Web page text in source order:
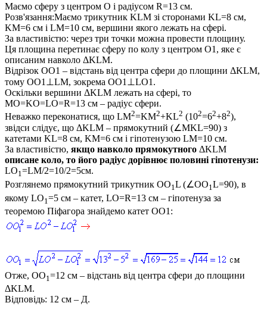
Маємо сферу з центром O і радіусом R=13 см.
Розв'язання:Маємо трикутник KLM зі сторонами KL=8 см,
KM=6 см і LM=10 см, вершини якого лежать на сфері.
За властивістю: через три точки можна провести площину.
Ця площина перетинає сферу по колу з центром O1 , яке є
описаним навколо ΔKLM.
Відрізок OO1 – відстань від центра сфери до площини ΔKLM,
тому OO1⊥LM, зокрема OO1⊥LO1 .
Оскільки вершини ΔKLM лежать на сфері, то
MO=KO=LO=R=13 см – радіус сфери.
Неважко переконатися, що LM2=KM2+KL2 (102=62+82),
звідси слідує, що ΔKLM – прямокутний (∠MKL=90) з
катетами KL=8 см, KM=6 см і гіпотенузою LM=10 см.
За властивістю, якщо навколо прямокутного ΔKLM
описане коло, то його радіус дорівнює половині гіпотенузи:
LO1=LM/2=10/2=5см.
Розглянемо прямокутний трикутник OO1L (∠OO1L=90), в
якому LO1 =5 см – катет, LO=R=13 см – гіпотенуза за
теоремою Піфагора знайдемо катет OO1 :
Отже, OO1 =12 см – відстань від центра сфери до площини
ΔKLM.
Відповідь: 12 см – Д.